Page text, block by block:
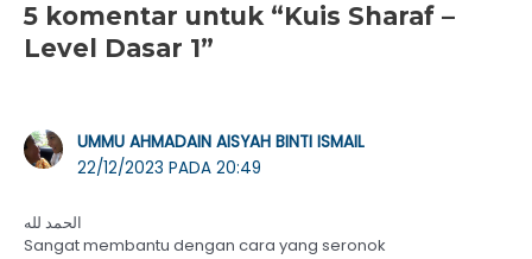
5 komentar untuk “Kuis Sharaf –
Level Dasar 1”
UMMU AHMADAIN AISYAH BINTI ISMAIL
22/12/2023 PADA 20:49
الحمد لله
Sangat membantu dengan cara yang seronok